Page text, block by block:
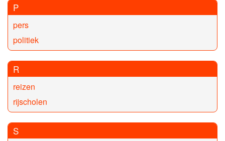
P
pers
politiek
R
reizen
rijscholen
S